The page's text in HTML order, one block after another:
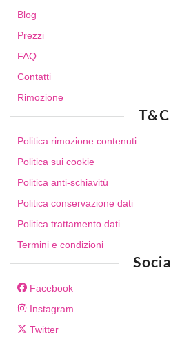
Blog
Prezzi
FAQ
Contatti
Rimozione
T&C
Politica rimozione contenuti
Politica sui cookie
Politica anti-schiavitù
Politica conservazione dati
Politica trattamento dati
Termini e condizioni
Social
Facebook
Instagram
Twitter